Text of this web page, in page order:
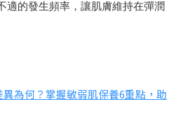
適的發生頻率，讓肌膚維持在彈潤
為何？掌握敏弱肌保養6重點，助